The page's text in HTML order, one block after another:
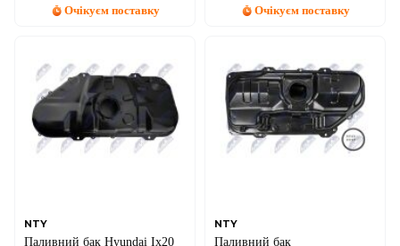
Очікуєм поставку Очікуєм поставку
NTY
Паливний бак Hyundai Ix20
NTY
Паливний бак